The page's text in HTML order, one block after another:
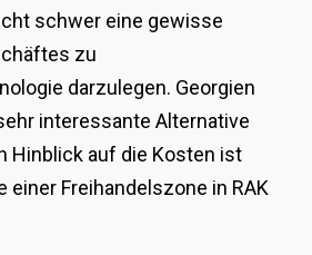
schwer eine gewisse
zu
darzulegen. Georgien
interessante Alternative
Hinblick auf die Kosten ist
einer Freihandelszone in RAK